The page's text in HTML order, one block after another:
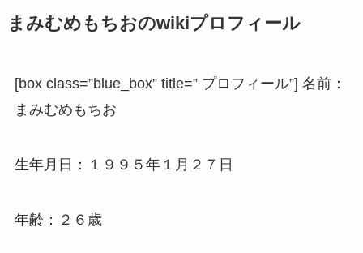
まみむめもちおのwikiプロフィール
[box class=”blue_box” title=” プロフィール”] 名前：
まみむめもちお
生年月日：１９９５年１月２７日
年齢：２６歳